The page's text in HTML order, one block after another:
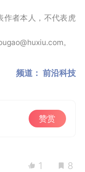
作者本人，不代表虎
。
频道： 前沿科技
赞赏
1 8